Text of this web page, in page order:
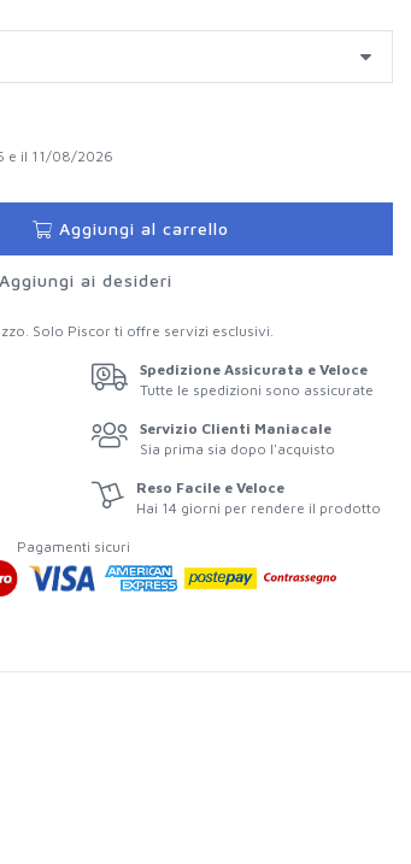
e il 11/08/2026
Aggiungi al carrello
Aggiungi ai desideri
Solo Piscor ti offre servizi esclusivi.
Spedizione Assicurata e Veloce
Tutte le spedizioni sono assicurate
Servizio Clienti Maniacale
Sia prima sia dopo l'acquisto
Reso Facile e Veloce
Hai 14 giorni per rendere il prodotto
Pagamenti sicuri